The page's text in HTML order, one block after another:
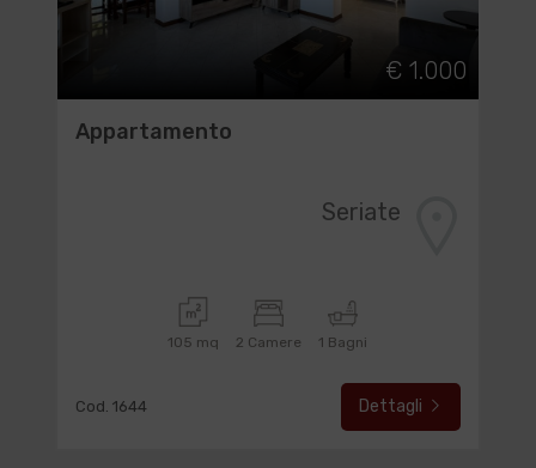
€ 1.000
Appartamento
Seriate
105 mq 2 Camere 1 Bagni
Cod. 1644 Dettagli